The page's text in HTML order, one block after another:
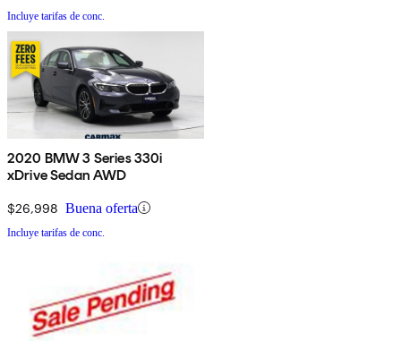
Incluye tarifas de conc.
2020 BMW 3 Series 330i
xDrive Sedan AWD
$26,998 Buena oferta
Incluye tarifas de conc.